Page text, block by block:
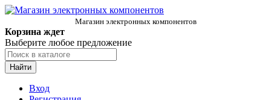
Магазин электронных компонентов
Корзина ждет
Выберите любое предложение
Найти
Вход